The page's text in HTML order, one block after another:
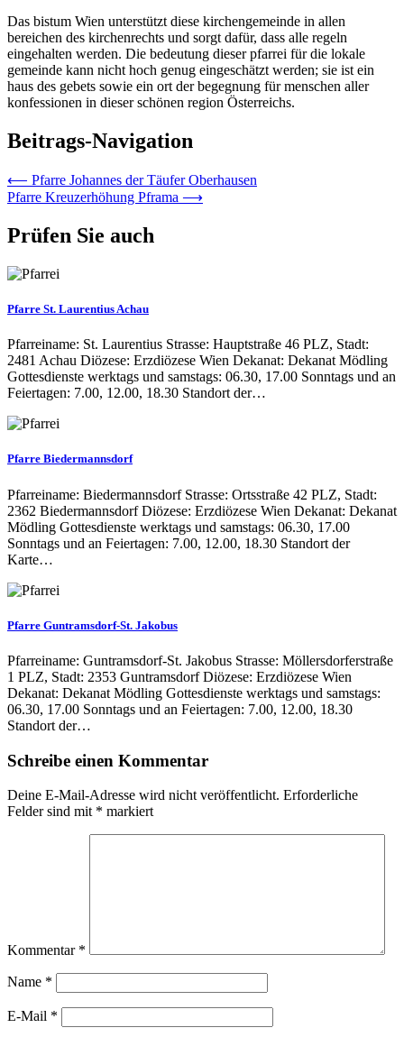
Das bistum Wien unterstützt diese kirchengemeinde in allen
bereichen des kirchenrechts und sorgt dafür, dass alle regeln
eingehalten werden. Die bedeutung dieser pfarrei für die lokale
gemeinde kann nicht hoch genug eingeschätzt werden; sie ist ein
haus des gebets sowie ein ort der begegnung für menschen aller
konfessionen in dieser schönen region Österreichs.
Beitrags-Navigation
⟵ Pfarre Johannes der Täufer Oberhausen
Pfarre Kreuzerhöhung Pframa ⟶
Prüfen Sie auch
Pfarre St. Laurentius Achau
Pfarreiname: St. Laurentius Strasse: Hauptstraße 46 PLZ, Stadt:
2481 Achau Diözese: Erzdiözese Wien Dekanat: Dekanat Mödling
Gottesdienste werktags und samstags: 06.30, 17.00 Sonntags und an
Feiertagen: 7.00, 12.00, 18.30 Standort der…
Pfarre Biedermannsdorf
Pfarreiname: Biedermannsdorf Strasse: Ortsstraße 42 PLZ, Stadt:
2362 Biedermannsdorf Diözese: Erzdiözese Wien Dekanat: Dekanat
Mödling Gottesdienste werktags und samstags: 06.30, 17.00
Sonntags und an Feiertagen: 7.00, 12.00, 18.30 Standort der
Karte…
Pfarre Guntramsdorf-St. Jakobus
Pfarreiname: Guntramsdorf-St. Jakobus Strasse: Möllersdorferstraße
1 PLZ, Stadt: 2353 Guntramsdorf Diözese: Erzdiözese Wien
Dekanat: Dekanat Mödling Gottesdienste werktags und samstags:
06.30, 17.00 Sonntags und an Feiertagen: 7.00, 12.00, 18.30
Standort der…
Schreibe einen Kommentar
Deine E-Mail-Adresse wird nicht veröffentlicht. Erforderliche
Felder sind mit * markiert
Kommentar *
Name *
E-Mail *